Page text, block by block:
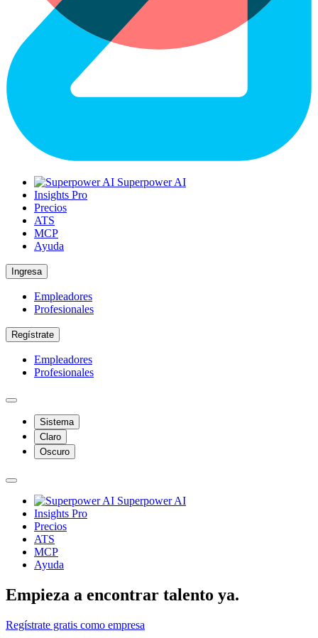
Superpower AI
Insights Pro
Precios
ATS
MCP
Ayuda
Ingresa
Empleadores
Profesionales
Regístrate
Empleadores
Profesionales
Sistema
Claro
Oscuro
Superpower AI
Insights Pro
Precios
ATS
MCP
Ayuda
Empieza a encontrar talento ya.
Regístrate gratis como empresa